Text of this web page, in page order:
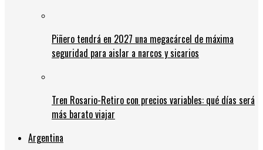
Piñero tendrá en 2027 una megacárcel de máxima
seguridad para aislar a narcos y sicarios
Tren Rosario-Retiro con precios variables: qué días será
más barato viajar
Argentina